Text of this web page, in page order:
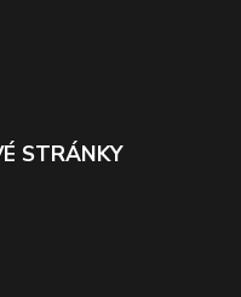
STRÁNKY